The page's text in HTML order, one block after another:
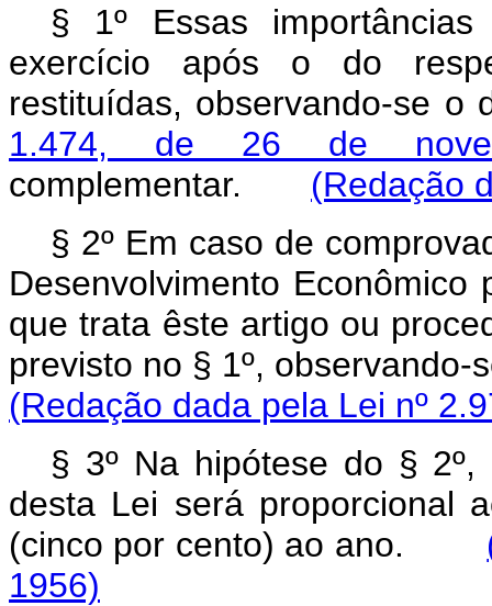
§ 1º Essas
exercício após o do
restituídas, observando-se o
1.474, de 26 de
complementar. (Redação
§ 2º Em caso de
Desenvolvimento
que trata êste artigo ou
previsto no § 1º,
(Redação dada pela Lei nº
§ 3º Na hipótese do §
desta Lei será proporcional
(cinco por cento) ao ano.
1956)